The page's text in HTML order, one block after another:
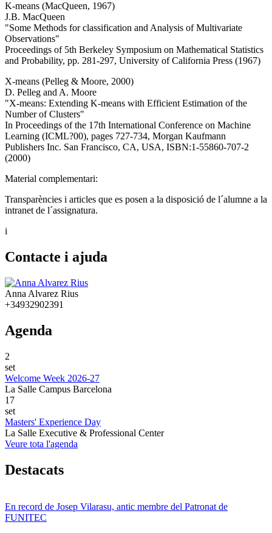
K-means (MacQueen, 1967)
J.B. MacQueen
"Some Methods for classification and Analysis of Multivariate
Observations"
Proceedings of 5th Berkeley Symposium on Mathematical Statistics
and Probability, pp. 281-297, University of California Press (1967)
X-means (Pelleg & Moore, 2000)
D. Pelleg and A. Moore
"X-means: Extending K-means with Efficient Estimation of the
Number of Clusters"
In Proceedings of the 17th International Conference on Machine
Learning (ICML?00), pages 727-734, Morgan Kaufmann
Publishers Inc. San Francisco, CA, USA, ISBN:1-55860-707-2
(2000)
Material complementari:
Transparències i articles que es posen a la disposició de l´alumne a la
intranet de l´assignatura.
i
Contacte i ajuda
Anna Alvarez Rius
+34932902391
Agenda
2
set
Welcome Week 2026-27
La Salle Campus Barcelona
17
set
Masters' Experience Day
La Salle Executive & Professional Center
Veure tota l'agenda
Destacats
En record de Josep Vilarasu, antic membre del Patronat de
FUNITEC